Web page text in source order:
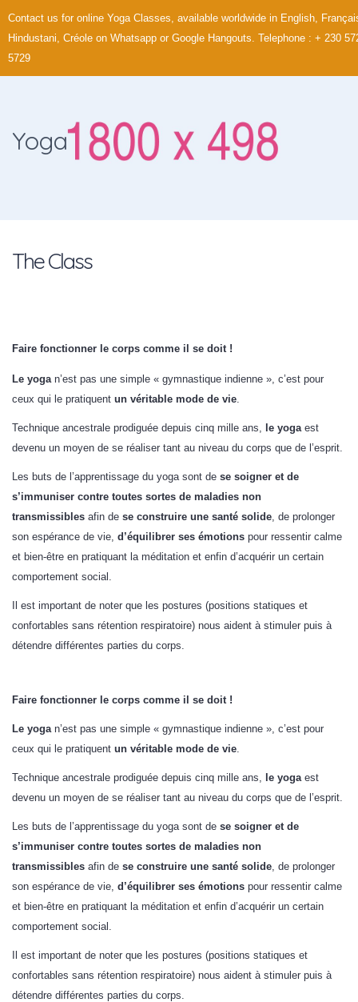
Yoga
The Class
Faire fonctionner le corps comme il se doit !
Le yoga n’est pas une simple « gymnastique indienne », c’est pour
ceux qui le pratiquent un véritable mode de vie.
Technique ancestrale prodiguée depuis cinq mille ans, le yogaest
devenu un moyen de se réaliser tant au niveau du corps que de l’esprit.
Les buts de l’apprentissage du yoga sont de se soigner et de
s’immuniser contre toutes sortes de maladies non
transmissibles afin de se construire une santé solide, de prolonger
son espérance de vie, d’équilibrer ses émotions pour ressentir calme
et bien-être en pratiquant la méditation et enfin d’acquérir un certain
comportement social.
Il est important de noter que les postures (positions statiques et
confortables sans rétention respiratoire) nous aident à stimuler puis à
détendre différentes parties du corps.
Faire fonctionner le corps comme il se doit !
Le yoga n’est pas une simple « gymnastique indienne », c’est pour
ceux qui le pratiquent un véritable mode de vie.
Technique ancestrale prodiguée depuis cinq mille ans, le yogaest
devenu un moyen de se réaliser tant au niveau du corps que de l’esprit.
Les buts de l’apprentissage du yoga sont de se soigner et de
s’immuniser contre toutes sortes de maladies non
transmissibles afin de se construire une santé solide, de prolonger
son espérance de vie, d’équilibrer ses émotions pour ressentir calme
et bien-être en pratiquant la méditation et enfin d’acquérir un certain
comportement social.
Il est important de noter que les postures (positions statiques et
confortables sans rétention respiratoire) nous aident à stimuler puis à
détendre différentes parties du corps.
Contact us for online Yoga Classes, available worldwide in English,
Hindustani, Créole on Whatsapp or Google Hangouts. Telephone : + 230
5729